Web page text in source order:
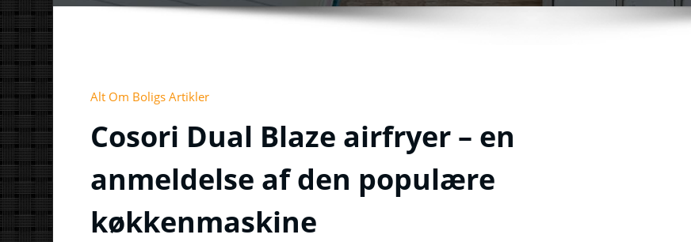
Alt Om Boligs Artikler
Cosori Dual Blaze airfryer – en
anmeldelse af den populære
køkkenmaskine